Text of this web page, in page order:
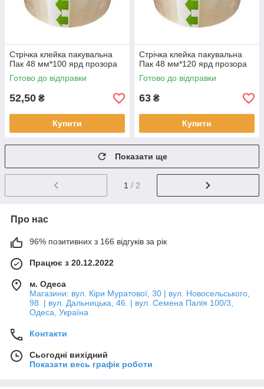
Стрічка клейка пакувальна
Пак 48 мм*100 ярд прозора
Готово до відправки
52,50 ₴
Купити
Стрічка клейка пакувальна
Пак 48 мм*120 ярд прозора
Готово до відправки
63 ₴
Купити
Показати ще
1 / 2
Про нас
96% позитивних з 166 відгуків за рік
Працює з 20.12.2022
м. Одеса
Магазини: вул. Кіри Муратової, 30 | вул. Новосельського,
98. | вул. Дальницька, 46. | вул. Семена Палія 100/3,
Одеса, Україна
Контакти
Сьогодні вихідний
Показати весь графік роботи